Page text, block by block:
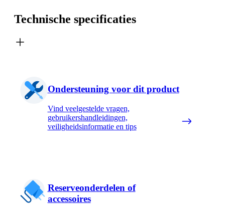
Technische specificaties
Ondersteuning voor dit product
Vind veelgestelde vragen,
gebruikershandleidingen,
veiligheidsinformatie en tips
Reserveonderdelen of
accessoires